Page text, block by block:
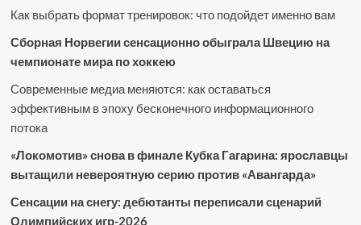
Как выбрать формат тренировок: что подойдет именно вам
Сборная Норвегии сенсационно обыграла Швецию на
чемпионате мира по хоккею
Современные медиа меняются: как оставаться
эффективным в эпоху бесконечного информационного
потока
«Локомотив» снова в финале Кубка Гагарина: ярославцы
вытащили невероятную серию против «Авангарда»
Сенсации на снегу: дебютанты переписали сценарий
Олимпийских игр-2026